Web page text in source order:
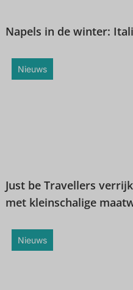
Napels in de winter:
Nieuws
Just be Travellers
met kleinschalige
Nieuws